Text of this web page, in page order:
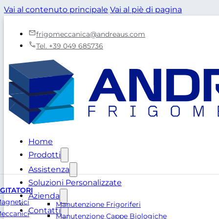
Vai al contenuto principale Vai al piè di pagina
frigomeccanica@andreaus.com
Tel. +39 049 685736
Home
Prodotti
Assistenza
Manutenzione Frigoriferi
Manutenzione Cappe Biologiche
Soluzioni Personalizzate
Azienda
Contatti